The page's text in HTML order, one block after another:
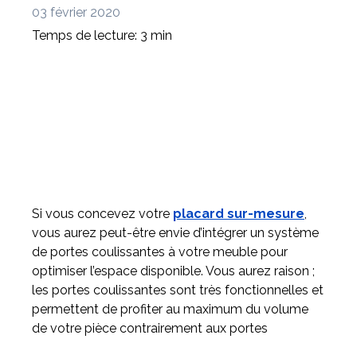
Inspirez-vous du catalogue
Personnalisez nos modèles pour créer le meuble qui vous
ressemble.
Meuble d'angle
03 février 2020
Temps de lecture: 3 min
Si vous concevez votre placard sur-mesure,
vous aurez peut-être envie d’intégrer un système
de portes coulissantes à votre meuble pour
optimiser l’espace disponible. Vous aurez raison ;
les portes coulissantes sont très fonctionnelles et
permettent de profiter au maximum du volume
de votre pièce contrairement aux portes